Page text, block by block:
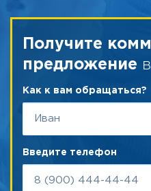
Получите
предложение
Как к вам обращаться?
Введите телефон